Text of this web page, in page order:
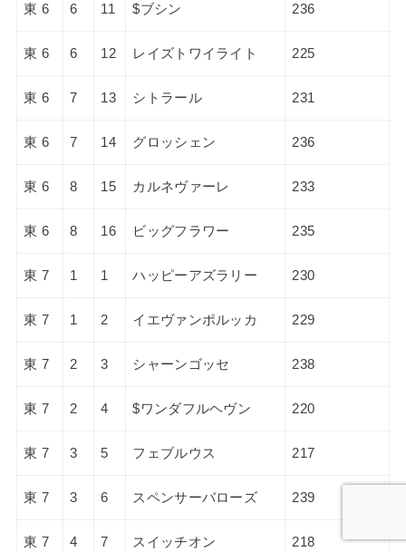
東 6 6 11 $ブシン 236
東 6 6 12 レイズトワイライト 225
東 6 7 13 シトラール 231
東 6 7 14 グロッシェン 236
東 6 8 15 カルネヴァーレ 233
東 6 8 16 ビッグフラワー 235
東 7 1 1 ハッピーアズラリー 230
東 7 1 2 イエヴァンポルッカ 229
東 7 2 3 シャーンゴッセ 238
東 7 2 4 $ワンダフルヘヴン 220
東 7 3 5 フェブルウス 217
東 7 3 6 スペンサーバローズ 239
東 7 4 7 スイッチオン 218